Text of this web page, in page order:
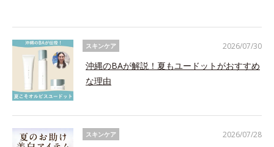
スキンケア
沖縄のBAが解説！夏もユードットがおすすめ
な理由
2026/07/30
スキンケア 2026/07/28